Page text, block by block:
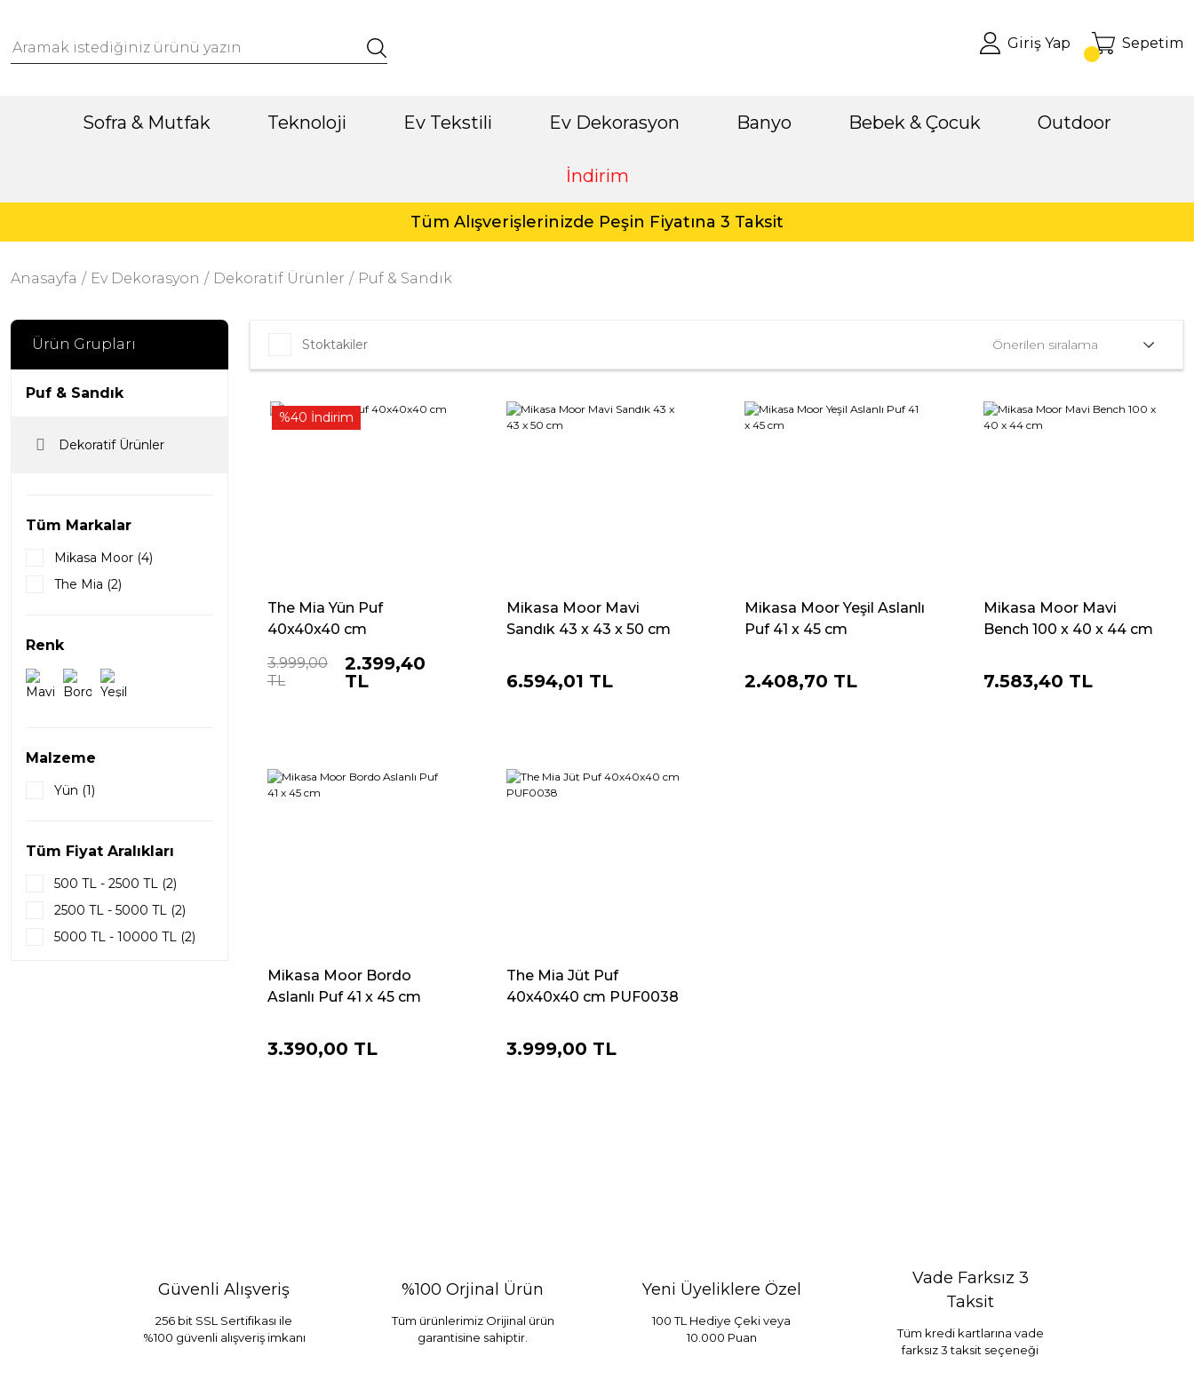
Giriş Yap Sepetim
Sofra & Mutfak Teknoloji Ev Tekstili Ev Dekorasyon Banyo Bebek & Çocuk Outdoor
İndirim
Tüm Alışverişlerinizde Peşin Fiyatına 3 Taksit
Anasayfa Ev Dekorasyon Dekoratif Ürünler Puf & Sandık
Ürün Grupları
Puf & Sandık
Dekoratif Ürünler
Tüm Markalar
Mikasa Moor (4)
The Mia (2)
Renk
Malzeme
Yün (1)
Tüm Fiyat Aralıkları
500 TL - 2500 TL (2)
2500 TL - 5000 TL (2)
5000 TL - 10000 TL (2)
Stoktakiler
%40 İndirim
The Mia Yün Puf
40x40x40 cm
3.999,00
TL
2.399,40
TL
Mikasa Moor Mavi
Sandık 43 x 43 x 50 cm
6.594,01 TL
Mikasa Moor Yeşil Aslanlı
Puf 41 x 45 cm
2.408,70 TL
Mikasa Moor Mavi
Bench 100 x 40 x 44 cm
7.583,40 TL
Mikasa Moor Bordo
Aslanlı Puf 41 x 45 cm
3.390,00 TL
The Mia Jüt Puf
40x40x40 cm PUF0038
3.999,00 TL
Güvenli Alışveriş
256 bit SSL Sertifikası ile
%100 güvenli alışveriş imkanı
%100 Orjinal Ürün
Tüm ürünlerimiz Orijinal ürün
garantisine sahiptir.
Yeni Üyeliklere Özel
100 TL Hediye Çeki veya
10.000 Puan
Vade Farksız 3
Taksit
Tüm kredi kartlarına vade
farksız 3 taksit seçeneği